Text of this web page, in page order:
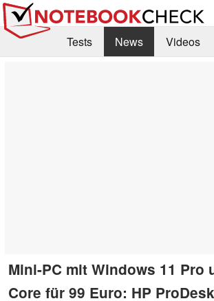
Tests News
Videos
Mini-PC mit Windows 11 Pro
Core für 99 Euro: HP